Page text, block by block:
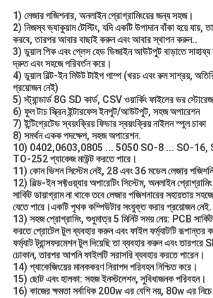
1) লেজার পজিশনার, অনলাইন প্রোগ্রামিংয়ের জন্য সহজ।
2) নিজস্ব ভ্যাকুয়াম টেস্টিং, যদি একটি উপাদান বাঁকা হয়ে যায়,
করবে, তারপর আবার বাছাই করুন এবং আবার স্থাপন করুন..
3) ডুয়াল পিক এবং প্লেস হেড ডিজাইন আউটপুট বাড়াতে
দ্রুত এবং সহজে পরিবর্তন করে।
4) ডুয়াল বিল্ট-ইন মিউট টাইপ পাম্প (খরচ এবং রুম সাশ্রয়,
প্রয়োজন নেই)
5) স্ট্যান্ডার্ড 8G SD কার্ড, CSV ওয়ার্কিং ফাইলের ভর স্টোরেজ
6) ফুল টাচ স্ক্রিন ইন্টারফেস ইনপুট/আউটপুট, সহজ অপারেশন
7) ইন্টিগ্রেটেড স্বয়ংক্রিয় ফিডার স্বয়ংক্রিয় নাইলন স্পুল চাকা
8) সমর্থন একক পদক্ষেপ, সহজ অপারেশন.
10) 0402,0603,0805 ... 5050 SO-8 ... SO-16,
TO-252 প্যাকেজ মাউন্ট করতে পারে।
11) কোন ভিশন সিস্টেম নেই, 28 এবং 36 মডেল লেজার
12) বিল্ড-ইন সফ্টওয়্যার অপারেটিং সিস্টেম, অনলাইন
সার্কিট ডায়াগ্রাম না থাকে তবে লেজার পজিশনারের সহায়তায়
যেতে পারে।একটি পৃথক কম্পিউটার সংযুক্ত করার প্রয়োজন নেই.
13) সহজ প্রোগ্রামিং, শুধুমাত্র 5 মিনিট সময় নেয়: PCB
করতে প্রোটেল টুল ব্যবহার করুন এবং ফাইল ফর্ম্যাটটি রূপান্তর
ফর্ম্যাট ট্রান্সফরমেশন টুল দিয়েছি তা ব্যবহার করুন এবং তারপরে
ঢোকান, তারপর আপনি ফাইলটি সরাসরি ব্যবহার করতে পারেন।
14) প্যাকেজিংয়ের মানককরণ নিরাপদ পরিবহন নিশ্চিত করে।
15) ছোট এবং হালকা: সহজ ইনস্টলেশন, সুবিধাজনক পরিবহন।
16) কাজের ক্ষমতা সর্বাধিক 200w এর বেশি নয়, 80w এর নিচে